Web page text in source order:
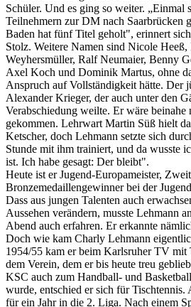
Schüler. Und es ging so weiter. „Einmal
Teilnehmern zur DM nach Saarbrücken
Baden hat fünf Titel geholt", erinnert
Stolz. Weitere Namen sind Nicole
Weyhersmüller, Ralf Neumaier, Benny
Axel Koch und Dominik Martus, ohne
Anspruch auf Vollständigkeit hätte. Der
Alexander Krieger, der auch unter den
Verabschiedung weilte. Er wäre beinahe
gekommen. Lehrwart Martin Süß hielt
Ketscher, doch Lehmann setzte sich
Stunde mit ihm trainiert, und da wusste
ist. Ich habe gesagt: Der bleibt".
Heute ist er Jugend-Europameister,
Bronzemedaillengewinner bei der
Dass aus jungen Talenten auch
Aussehen verändern, musste Lehmann
Abend auch erfahren. Er erkannte
Doch wie kam Charly Lehmann
1954/55 kam er beim Karlsruher TV mit
dem Verein, dem er bis heute treu
KSC auch zum Handball- und
wurde, entschied er sich für Tischtennis.
für ein Jahr in die 2. Liga. Nach einem